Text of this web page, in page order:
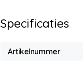
Specificaties
Artikelnummer